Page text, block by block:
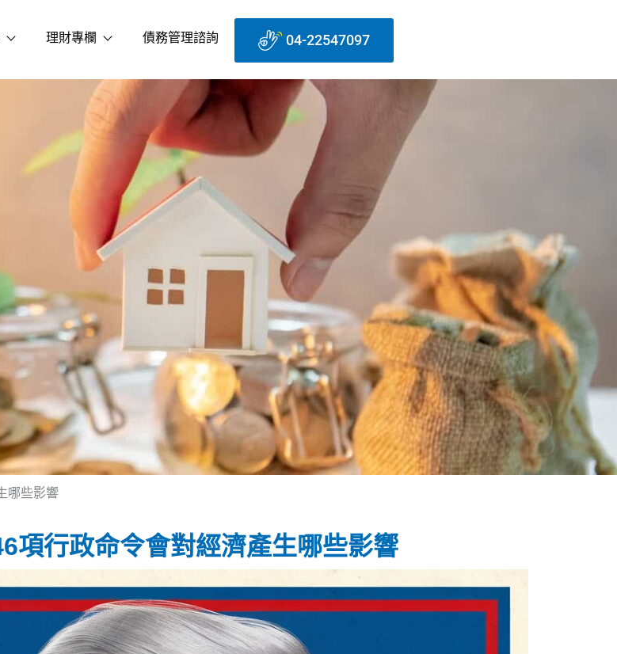
理財專欄 債務管理諮詢 04-22547097
哪些影響
項行政命令會對經濟產生哪些影響